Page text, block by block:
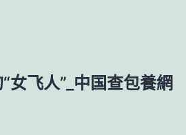
女飞人”_中国查包養網